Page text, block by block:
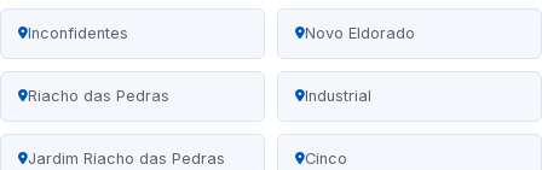
Inconfidentes Novo Eldorado
Riacho das Pedras Industrial
Jardim Riacho das Pedras Cinco